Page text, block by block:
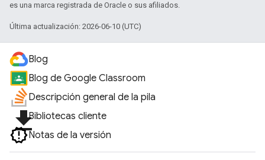
es una marca registrada de Oracle o sus afiliados.
Última actualización: 2026-06-10 (UTC)
Blog
Blog de Google Classroom
Descripción general de la pila
file_downloadBibliotecas cliente
Notas de la versión